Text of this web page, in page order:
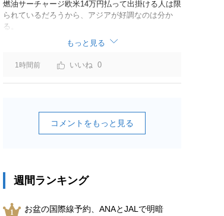
燃油サーチャージ欧米14万円払って出掛ける人は限
られているだろうから、アジアが好調なのは分か
る。
もっと見る
1時間前 0
コメントをもっと見る
週間ランキング
お盆の国際線予約、ANAとJALで明暗